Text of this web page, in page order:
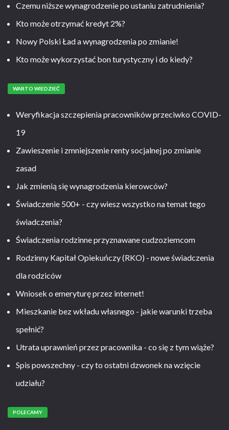
Czemu niższe wynagrodzenie po ustaniu zatrudnienia?
Kto może otrzymać kredyt 2%?
Nowy Polski Ład a wynagrodzenia po zmianie!
Kto może wykorzystać bon turystyczny i do kiedy?
WARTO WIEDZIEĆ
Weryfikacja szczepienia pracowników przeciwko COVID-
19
Zawieszenie i zmniejszenie renty socjalnej po zmianie
zasad
Jak zmienią się wynagrodzenia kierowców?
Świadczenie 500+ - czy wiesz wszystko na temat tego
świadczenia?
Świadczenia rodzinne przyznawane cudzoziemcom
Rodzinny Kapitał Opiekuńczy (RKO) - nowe świadczenia
dla rodziców
Wniosek o emeryturę przez internet!
Mieszkanie bez wkładu własnego - jakie warunki trzeba
spełnić?
Utrata uprawnień przez pracownika - co się z tym wiąże?
Spis powszechny - czy to ostatni dzwonek na wzięcie
udziału?
POLECAMY